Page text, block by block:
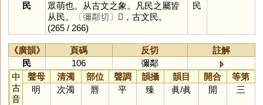
民
眾萌也。从古文之象。凡民之屬皆
从民。
〔彌鄰切〕
𠘽，古文民。
(265 / 266)
民
《廣韻》 頁碼 反切
註解
民
106
彌鄰
中
古
音
聲母 清濁 部位 聲調 韻攝 韻目 開合
等第
明
次濁 唇 平 臻 眞/眞 開 三